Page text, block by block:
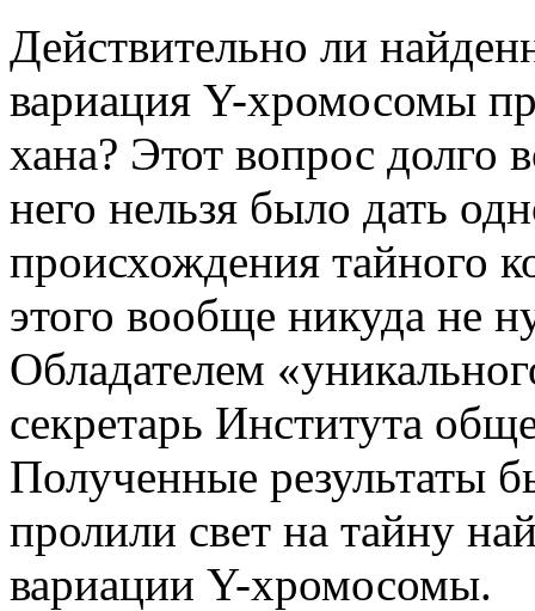
Действительно ли
вариация Y-хромосомы
хана? Этот вопрос долго
него нельзя было дать
происхождения тайного
этого вообще никуда не
Обладателем
секретарь Института
Полученные
пролили свет на тайну
вариации Y-хромосомы.